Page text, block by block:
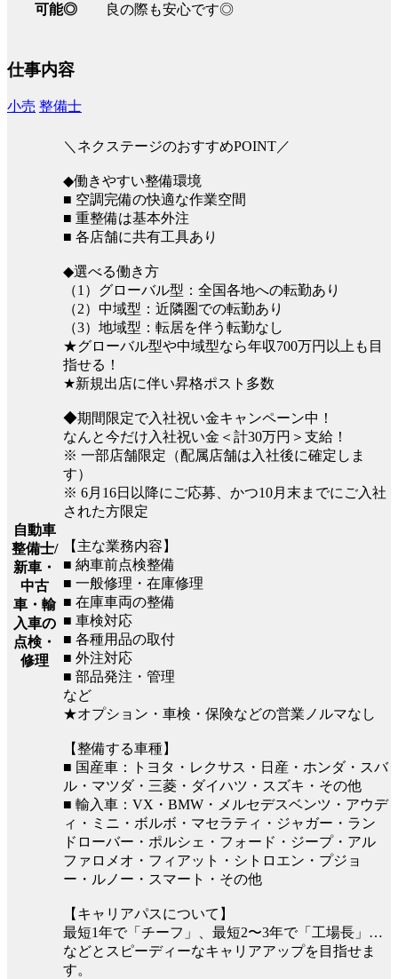
可能◎
良の際も安心です◎
仕事内容
小売 整備士
自動車
整備士/
新車・
中古
車・輸
入車の
点検・
修理
＼ネクステージのおすすめPOINT／
◆働きやすい整備環境
■ 空調完備の快適な作業空間
■ 重整備は基本外注
■ 各店舗に共有工具あり
◆選べる働き方
（1）グローバル型：全国各地への転勤あり
（2）中域型：近隣圏での転勤あり
（3）地域型：転居を伴う転勤なし
★グローバル型や中域型なら年収700万円以上も目
指せる！
★新規出店に伴い昇格ポスト多数
◆期間限定で入社祝い金キャンペーン中！
なんと今だけ入社祝い金＜計30万円＞支給！
※ 一部店舗限定（配属店舗は入社後に確定しま
す）
※ 6月16日以降にご応募、かつ10月末までにご入社
された方限定
【主な業務内容】
■ 納車前点検整備
■ 一般修理・在庫修理
■ 在庫車両の整備
■ 車検対応
■ 各種用品の取付
■ 外注対応
■ 部品発注・管理
など
★オプション・車検・保険などの営業ノルマなし
【整備する車種】
■ 国産車：トヨタ・レクサス・日産・ホンダ・スバ
ル・マツダ・三菱・ダイハツ・スズキ・その他
■ 輸入車：VX・BMW・メルセデスベンツ・アウデ
ィ・ミニ・ボルボ・マセラティ・ジャガー・ラン
ドローバー・ポルシェ・フォード・ジープ・アル
ファロメオ・フィアット・シトロエン・プジョ
ー・ルノー・スマート・その他
【キャリアパスについて】
最短1年で「チーフ」、最短2〜3年で「工場長」…
などとスピーディーなキャリアアップを目指せま
す。